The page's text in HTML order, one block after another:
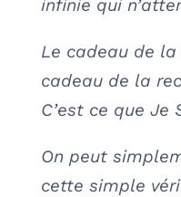
infinie qui
Le cadeau de
cadeau de la
C’est ce que Je
On peut
cette simple